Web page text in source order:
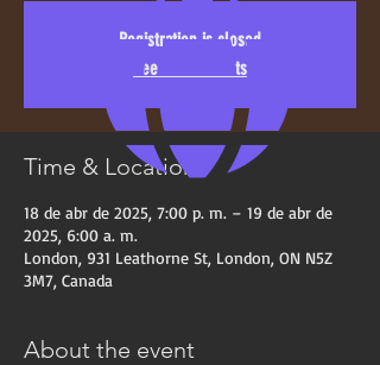
Registration is closed
See other events
Time & Location
18 de abr de 2025, 7:00 p. m. – 19 de abr de
2025, 6:00 a. m.
London, 931 Leathorne St, London, ON N5Z
3M7, Canada
About the event